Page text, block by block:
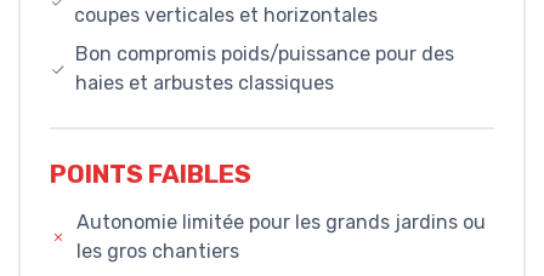
coupes verticales et horizontales
Bon compromis poids/puissance pour des
haies et arbustes classiques
POINTS FAIBLES
Autonomie limitée pour les grands jardins ou
les gros chantiers